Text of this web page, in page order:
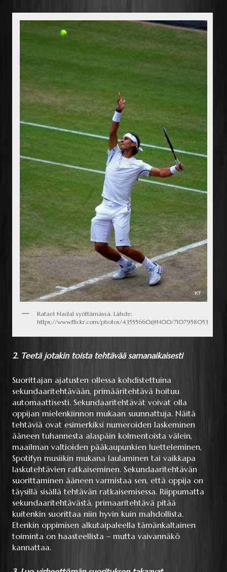
Rafael Nadal syöttämässä. Lähde:
https://www.flickr.com/photos/43555660@N00/7107958053
2. Teetä jotakin toista tehtävää samanaikaisesti
Suorittajan ajatusten ollessa kohdistettuina
sekundaaritehtävään, primääritehtävä hoituu
automaattisesti. Sekundaaritehtävät voivat olla
oppijan mielenkiinnon mukaan suunnattuja. Näitä
tehtäviä ovat esimerkiksi numeroiden laskeminen
ääneen tuhannesta alaspäin kolmentoista välein,
maailman valtioiden pääkaupunkien luetteleminen,
Spotifyn musiikin mukana laulaminen tai vaikkapa
laskutehtävien ratkaiseminen. Sekundaaritehtävän
suorittaminen ääneen varmistaa sen, että oppija on
täysillä sisällä tehtävän ratkaisemisessa. Riippumatta
sekundaaritehtävästä, primaaritehtävä pitää
kuitenkin suorittaa niin hyvin kuin mahdollista.
Etenkin oppimisen alkutaipaleella tämänkaltainen
toiminta on haasteellista – mutta vaivannäkö
kannattaa.